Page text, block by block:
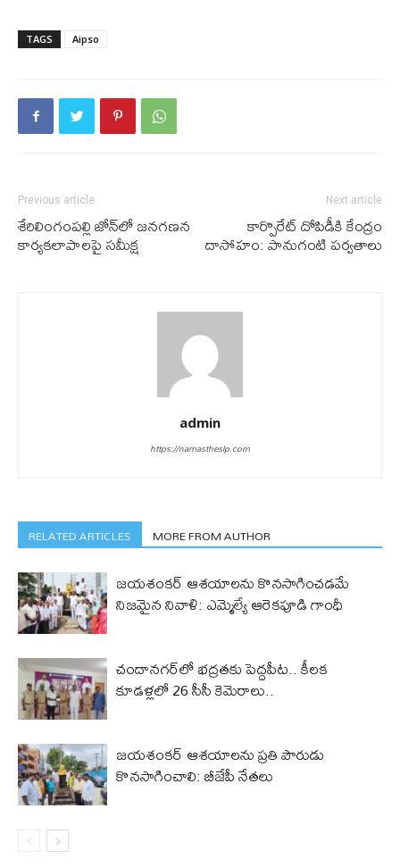
TAGS Aipso
Previous article
శేరిలింగంప‌ల్లి జోన్‌లో జనగణన
కార్యకలాపాలపై సమీక్ష
Next article
కార్పొరేట్ దోపిడీకి కేంద్రం
దాసోహం: పానుగంటి పర్వతాలు
admin
https://namastheslp.com
RELATED ARTICLES MORE FROM AUTHOR
జయశంకర్ ఆశయాలను కొనసాగించడమే
నిజమైన నివాళి: ఎమ్మెల్యే ఆరెక‌పూడి గాంధీ
చందానగర్‌లో భద్రతకు పెద్దపీట.. కీలక
కూడళ్లలో 26 సీసీ కెమెరాలు..
జయశంకర్ ఆశయాలను ప్రతి పౌరుడు
కొనసాగించాలి: బీజేపీ నేతలు